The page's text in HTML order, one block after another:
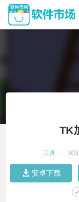
TK
工具 时
安卓下载